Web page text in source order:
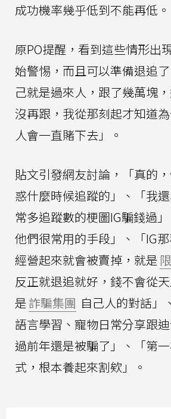
成功機率幾乎低到不能再低。
原PO提醒，看到這些情形出
始警惕，而且可以準備退追
己就是過來人，跟了幾萬塊
沒再跟，我從那刻起才知道
人會一直賭下去」。
貼文引發網友討論，「真的
惑什麼時候追蹤的」、「我
常多追蹤數的梗圖IG騙錢過
他們很常用的手段」、「IG那
經營起來就會被賣掉，就是
反正就退追就好，錢不會從
是詐騙集團 自己人的對話」
語言學習、寵物日常分享跟
過前年還是被騙了」、「第
式，根本養起來割欸」。